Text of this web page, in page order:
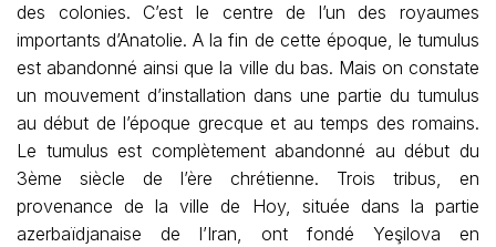
des colonies. C’est le centre de l’un des royaumes
importants d’Anatolie. A la fin de cette époque, le tumulus
est abandonné ainsi que la ville du bas. Mais on constate
un mouvement d’installation dans une partie du tumulus
au début de l’époque grecque et au temps des romains.
Le tumulus est complètement abandonné au début du
3ème siècle de l’ère chrétienne. Trois tribus, en
provenance de la ville de Hoy, située dans la partie
azerbaïdjanaise de l’Iran, ont fondé Yeşilova en